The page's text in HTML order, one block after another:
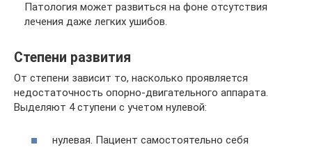
Патология может развиться на фоне отсутствия
лечения даже легких ушибов.
Степени развития
От степени зависит то, насколько проявляется
недостаточность опорно-двигательного аппарата.
Выделяют 4 ступени с учетом нулевой:
нулевая. Пациент самостоятельно себя